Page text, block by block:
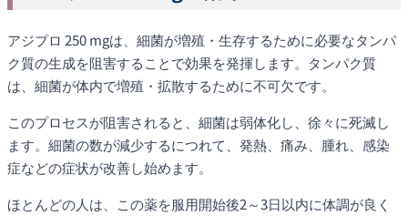
アジプロ 250 mgは、細菌が増殖・生存するために必要なタンパ
ク質の生成を阻害することで効果を発揮します。タンパク質
は、細菌が体内で増殖・拡散するために不可欠です。
このプロセスが阻害されると、細菌は弱体化し、徐々に死滅し
ます。細菌の数が減少するにつれて、発熱、痛み、腫れ、感染
症などの症状が改善し始めます。
ほとんどの人は、この薬を服用開始後2～3日以内に体調が良く